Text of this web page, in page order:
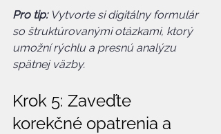
Pro tip: Vytvorte si digitálny formulár
so štruktúrovanými otázkami, ktorý
umožní rýchlu a presnú analýzu
spätnej väzby.
Krok 5: Zaveďte
korekčné opatrenia a